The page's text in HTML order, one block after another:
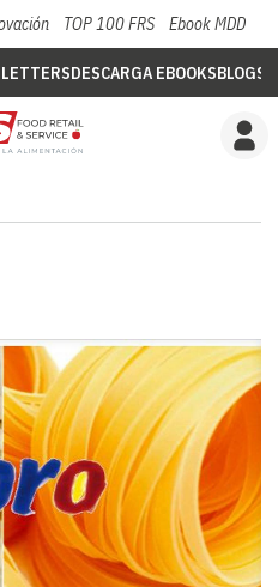
TOP 100 FRS Ebook MDD
DESCARGA EBOOKSBLOGS